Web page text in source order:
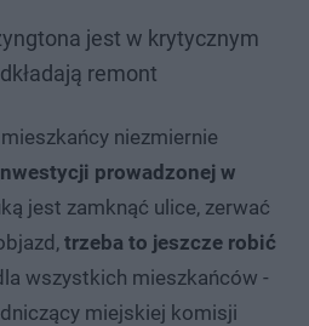
jest w krytycznym
remont
niezmiernie
prowadzonej w
jest zamknąć ulice, zerwać
trzeba to jeszcze robić
wszystkich mieszkańców -
miejskiej komisji